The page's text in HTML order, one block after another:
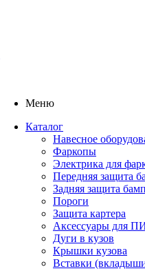
Меню
Каталог
Навесное
Фаркопы
Электрика для
Передняя защита
Задняя защита
Пороги
Защита картера
Аксессуары для
Дуги в кузов
Крышки кузова
Вставки